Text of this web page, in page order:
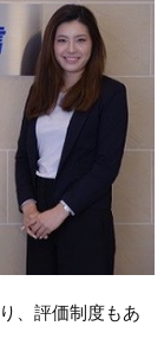
、評価制度もあ